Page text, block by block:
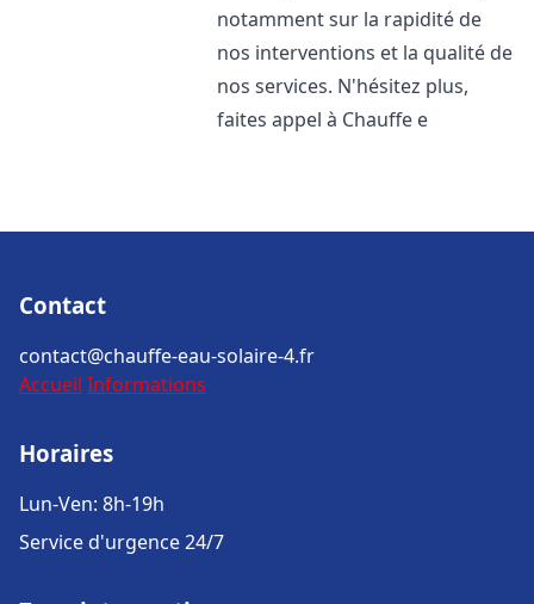
notamment sur la rapidité de
nos interventions et la qualité de
nos services. N'hésitez plus,
faites appel à Chauffe e
Contact
contact@chauffe-eau-solaire-4.fr
Accueil Informations
Horaires
Lun-Ven: 8h-19h
Service d'urgence 24/7